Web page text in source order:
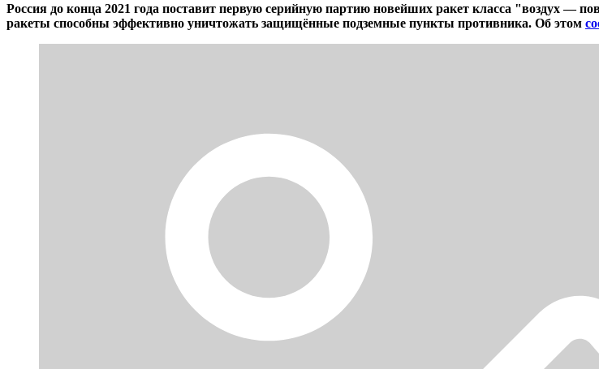
Россия до конца 2021 года поставит первую серийную партию новейших ракет класса "воздух —
ракеты способны эффективно уничтожать защищённые подземные пункты противника. Об этом